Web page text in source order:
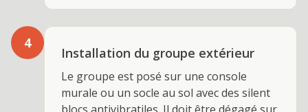
4
Installation du groupe extérieur
Le groupe est posé sur une console
murale ou un socle au sol avec des silent